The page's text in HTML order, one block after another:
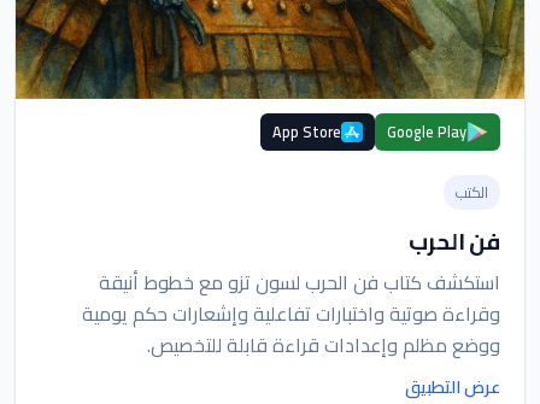
Google Play
App Store
الكتب
فن الحرب
استكشف كتاب فن الحرب لسون تزو مع خطوط أنيقة
وقراءة صوتية واختبارات تفاعلية وإشعارات حكم يومية
ووضع مظلم وإعدادات قراءة قابلة للتخصيص.
عرض التطبيق